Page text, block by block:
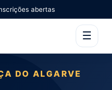
abertas
☰
DO ALGARVE